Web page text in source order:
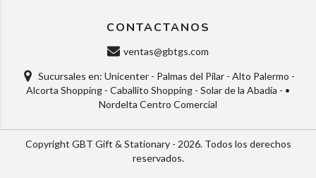
CONTACTANOS
ventas@gbtgs.com
Sucursales en: Unicenter - Palmas del Pilar - Alto Palermo -
Alcorta Shopping - Caballito Shopping - Solar de la Abadía - •
Nordelta Centro Comercial
Copyright GBT Gift & Stationary - 2026. Todos los derechos
reservados.